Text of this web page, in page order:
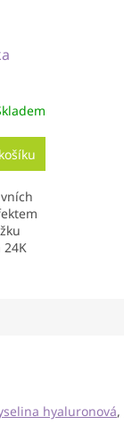
hyaluronová,